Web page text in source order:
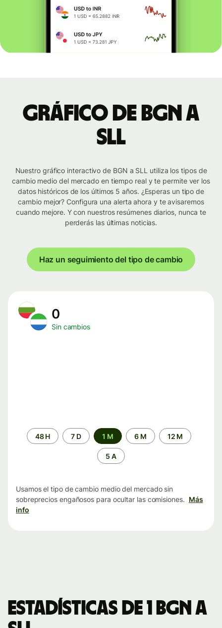
Gráfico de BGN a
SLL
Nuestro gráfico interactivo de BGN a SLL utiliza los tipos de
cambio medio del mercado en tiempo real y te permite ver los
datos históricos de los últimos 5 años. ¿Esperas un tipo de
cambio mejor? Configura una alerta ahora y te avisaremos
cuando mejore. Y con nuestros resúmenes diarios, nunca te
perderás las últimas noticias.
Haz un seguimiento del tipo de cambio
0
Sin cambios
Periodo48 H 7 D 1 M 6 M 12 M
5 A
Usamos el tipo de cambio medio del mercado sin
sobreprecios engañosos para ocultar las comisiones. Más
info
Estadísticas de 1 BGN a